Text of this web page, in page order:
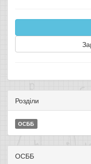
Розділи
ОСББ
ОСББ